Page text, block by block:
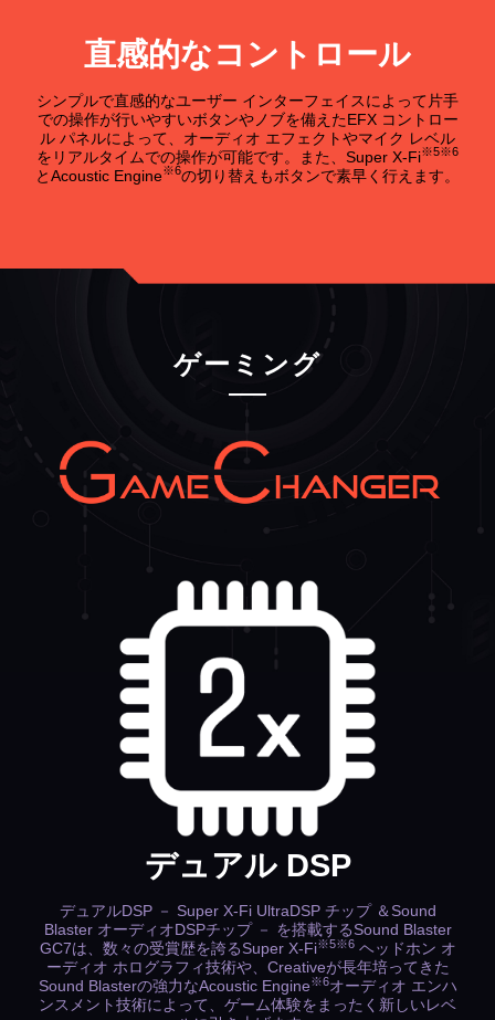
直感的なコントロール
シンプルで直感的なユーザー インターフェイスによって片手
での操作が行いやすいボタンやノブを備えたEFX コントロー
ル パネルによって、オーディオ エフェクトやマイク レベル
をリアルタイムでの操作が可能です。また、Super X-Fi※5※6
とAcoustic Engine※6の切り替えもボタンで素早く行えます。
ゲーミング
AME HANGER
デュアル DSP
デュアルDSP － Super X-Fi UltraDSP チップ ＆Sound
Blaster オーディオDSPチップ － を搭載するSound Blaster
GC7は、数々の受賞歴を誇るSuper X-Fi※5※6ヘッドホン オ
ーディオ ホログラフィ技術や、Creativeが長年培ってきた
Sound Blasterの強力なAcoustic Engine※6オーディオ エンハ
ンスメント技術によって、ゲーム体験をまったく新しいレベ